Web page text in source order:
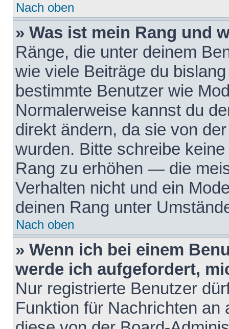
Nach oben
» Was ist mein Rang und
Ränge, die unter deinem
wie viele Beiträge du
bestimmte Benutzer wie
Normalerweise kannst du
direkt ändern, da sie von
wurden. Bitte schreibe
Rang zu erhöhen — die
Verhalten nicht und ein
deinen Rang unter
Nach oben
» Wenn ich bei einem
werde ich aufgefordert,
Nur registrierte Benutzer
Funktion für Nachrichten